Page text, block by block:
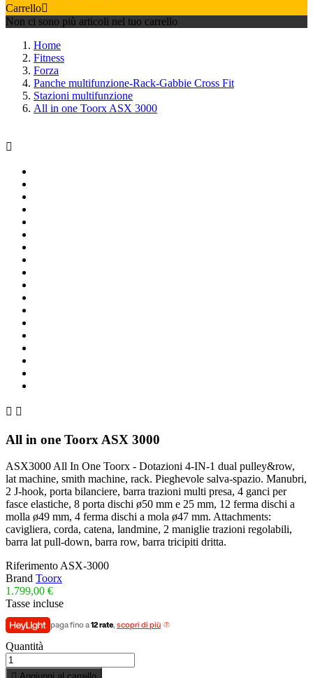
Carrello
Non ci sono più articoli nel tuo carrello
Home
Fitness
Forza
Panche multifunzione-Rack-Gabbie Cross Fit
Stazioni multifunzione
All in one Toorx ASX 3000

 
All in one Toorx ASX 3000
ASX3000 All In One Toorx - Dotazioni 4-IN-1 dual pulley&row,
lat machine, smith machine, rack. Pieghevole salva-spazio. Manubri,
2 J-hook, porta bilanciere, barra trazioni multi presa, 4 ganci per
fasce elastiche, 8 porta dischi ø50 mm e 25 mm, 12 ferma dischi a
molla ø49 mm, 4 ferma dischi a mola ø47 mm. Attachments:
cavigliera, corda, catena, landmine, 2 maniglie trazioni regolabili,
barra lat pull-down, barra row, barra tricipiti dritta.
RiferimentoASX-3000
Brand Toorx
1.799,00 €
Tasse incluse
paga fino a12 rate, scopri di più
Quantità